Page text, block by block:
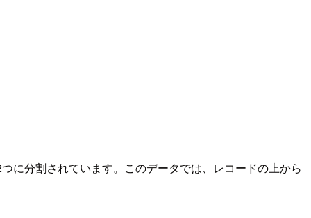
に分割されています。このデータでは、レコードの上から